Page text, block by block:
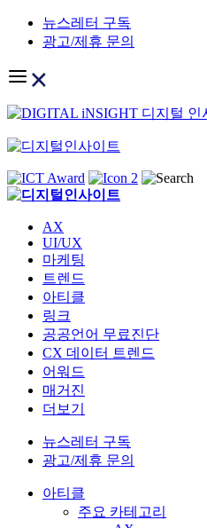
Skip
content
뉴스레터 구독
광고/제휴 문의
AX
UI/UX
마케팅
트렌드
아티클
링크
공공언어 무료진단
CX 데이터 트렌드
어워드
매거진
더보기
뉴스레터 구독
광고/제휴 문의
아티클
주요 카테고리